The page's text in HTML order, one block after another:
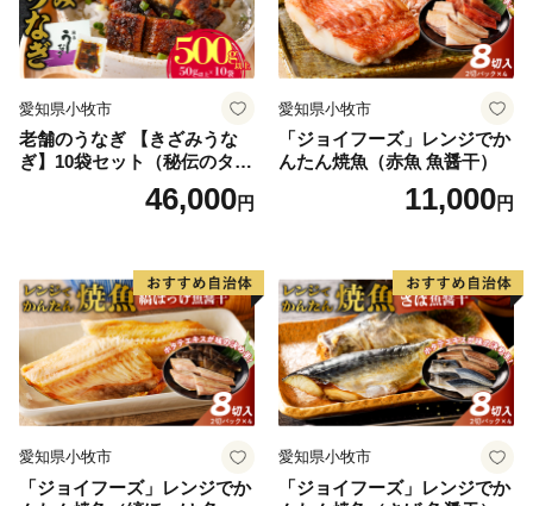
愛知県小牧市
老舗のうなぎ 【きざみうな
ぎ】10袋セット（秘伝のタレ
46,000円
愛知県小牧市
「ジョイフーズ」レンジでか
んたん焼魚（赤魚 魚醤干）
11,000円
愛知県小牧市
「ジョイフーズ」レンジでか
愛知県小牧市
「ジョイフーズ」レンジでか